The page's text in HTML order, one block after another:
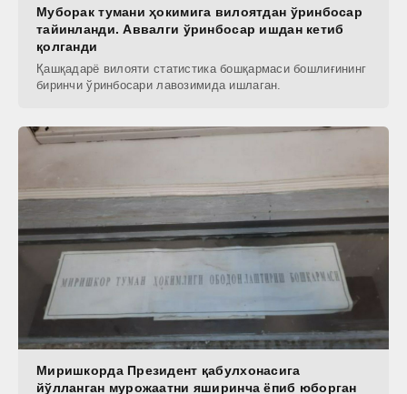
Муборак тумани ҳокимига вилоятдан ўринбосар
тайинланди. Аввалги ўринбосар ишдан кетиб
қолганди
Қашқадарё вилояти статистика бошқармаси бошлиғининг
биринчи ўринбосари лавозимида ишлаган.
Миришкорда Президент қабулхонасига
йўлланган мурожаатни яширинча ёпиб юборган